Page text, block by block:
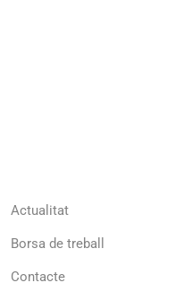
Actualitat
Borsa de treball
Contacte